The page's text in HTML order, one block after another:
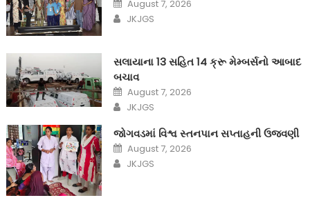
on
August 7, 2026
Author
JKJGS
સલાયાના 13 સહિત 14 ક્રૂ મેમ્બર્સનો આબાદ
બચાવ‎
Posted
on
August 7, 2026
Author
JKJGS
જોગવડમાં વિશ્વ સ્તનપાન સપ્તાહની ઉજવણી
Posted
on
August 7, 2026
Author
JKJGS